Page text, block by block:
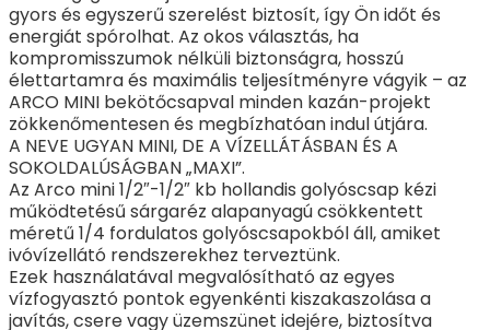
gyors és egyszerű szerelést biztosít, így Ön időt és
energiát spórolhat. Az okos választás, ha
kompromisszumok nélküli biztonságra, hosszú
élettartamra és maximális teljesítményre vágyik – az
ARCO MINI bekötőcsapval minden kazán-projekt
zökkenőmentesen és megbízhatóan indul útjára.
A NEVE UGYAN MINI, DE A VÍZELLÁTÁSBAN ÉS A
SOKOLDALÚSÁGBAN „MAXI”.
Az Arco mini 1/2″-1/2″ kb hollandis golyóscsap kézi
működtetésű sárgaréz alapanyagú csökkentett
méretű 1/4 fordulatos golyóscsapokból áll, amiket
ivóvízellátó rendszerekhez terveztünk.
Ezek használatával megvalósítható az egyes
vízfogyasztó pontok egyenkénti kiszakaszolása a
javítás, csere vagy üzemszünet idejére, biztosítva